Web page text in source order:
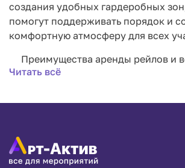
создания удобных гардеробных
помогут поддерживать порядок и
комфортную атмосферу для всех
Преимущества аренды рейлов и
беспокоиться о том, куда
повышает комфорт пребывания
Организация пространства:
Читать всё